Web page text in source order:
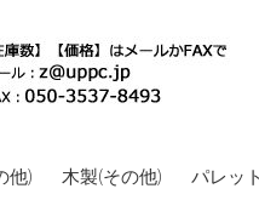
他) 木製(その他) パレッ